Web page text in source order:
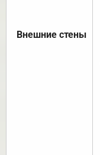
Внешние стены